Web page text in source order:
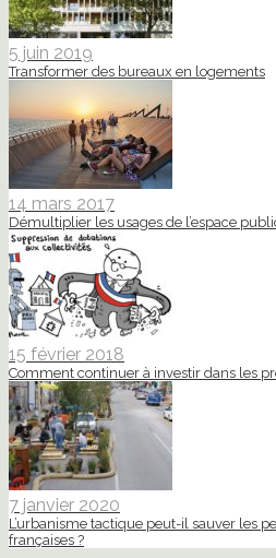
5 juin 2019
Transformer des bureaux en logements
14 mars 2017
Démultiplier les usages de l’espace
15 février 2018
Comment continuer à investir dans les
7 janvier 2020
L’urbanisme tactique peut-il sauver les
françaises ?